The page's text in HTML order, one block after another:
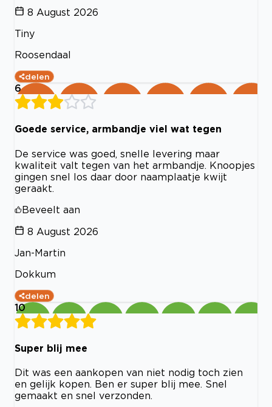
8 August 2026
Tiny
Roosendaal
delen
6
Goede service, armbandje viel wat tegen
De service was goed, snelle levering maar
kwaliteit valt tegen van het armbandje. Knoopjes
gingen snel los daar door naamplaatje kwijt
geraakt.
Beveelt aan
8 August 2026
Jan-Martin
Dokkum
delen
10
Super blij mee
Dit was een aankopen van niet nodig toch zien
en gelijk kopen. Ben er super blij mee. Snel
gemaakt en snel verzonden.